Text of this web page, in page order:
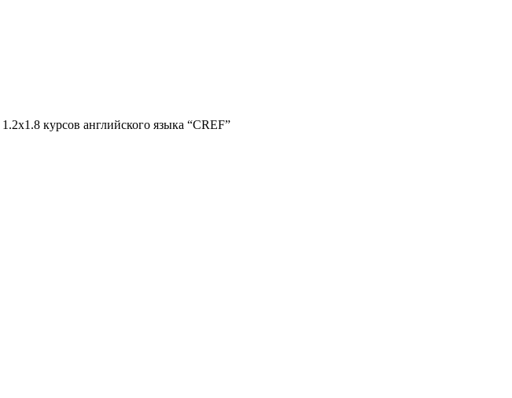
курсов английского языка “CREF”